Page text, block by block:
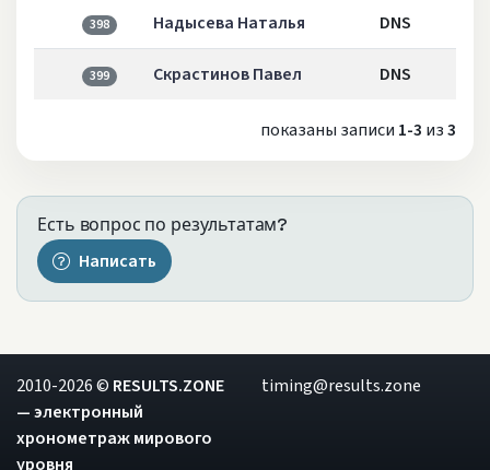
398 Надысева Наталья DNS
399 Скрастинов Павел DNS
показаны записи 1-3 из3
Есть вопрос по результатам?
Написать
2010-2026 © RESULTS.ZONE
— электронный
хронометраж мирового
уровня
timing@results.zone